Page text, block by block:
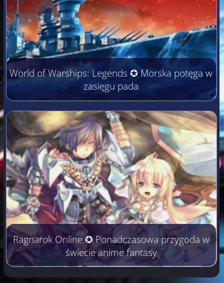
World of Warships: Legends ✪ Morska potęga w
zasięgu pada
Ragnarok Online ✪ Ponadczasowa przygoda w
świecie anime fantasy